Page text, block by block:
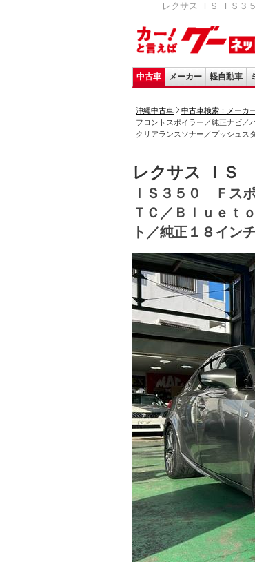
レクサス ＩＳ ＩＳ３
中古車 メーカー 軽自動車
沖縄中古車 中古車検索：メーカ
フロントスポイラー／純正ナビ／
クリアランスソナー／プッシュス
レクサス ＩＳ
ＩＳ３５０ Ｆス
ＴＣ／Ｂｌｕｅｔ
ト／純正１８イン